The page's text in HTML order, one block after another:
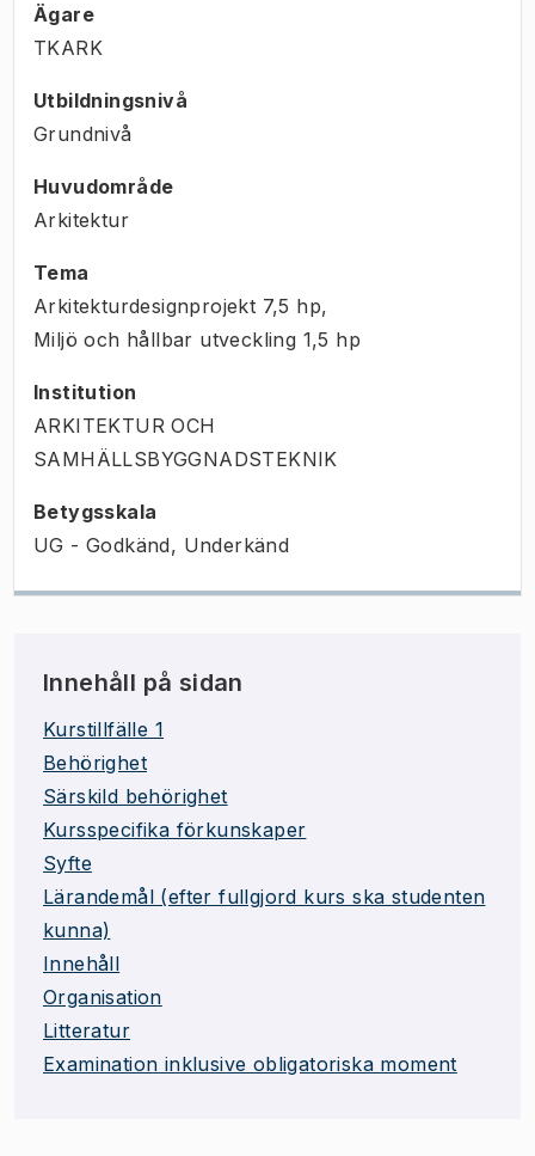
Ägare
TKARK
Utbildningsnivå
Grundnivå
Huvudområde
Arkitektur
Tema
Arkitekturdesignprojekt 7,5 hp,
Miljö och hållbar utveckling 1,5 hp
Institution
ARKITEKTUR OCH
SAMHÄLLSBYGGNADSTEKNIK
Betygsskala
UG - Godkänd, Underkänd
Innehåll på sidan
Kurstillfälle 1
Behörighet
Särskild behörighet
Kursspecifika förkunskaper
Syfte
Lärandemål (efter fullgjord kurs ska studenten
kunna)
Innehåll
Organisation
Litteratur
Examination inklusive obligatoriska moment